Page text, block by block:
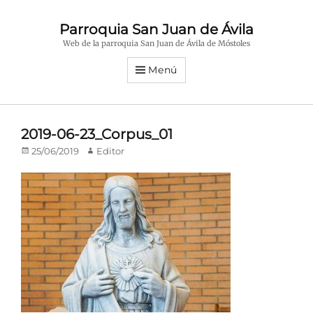
Parroquia San Juan de Ávila
Web de la parroquia San Juan de Ávila de Móstoles
Menú
2019-06-23_Corpus_01
Publicado
25/06/2019 Autor
Editor